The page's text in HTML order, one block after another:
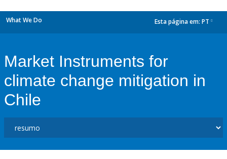
What We Do Esta página em: PT
Market Instruments for
climate change mitigation in
Chile